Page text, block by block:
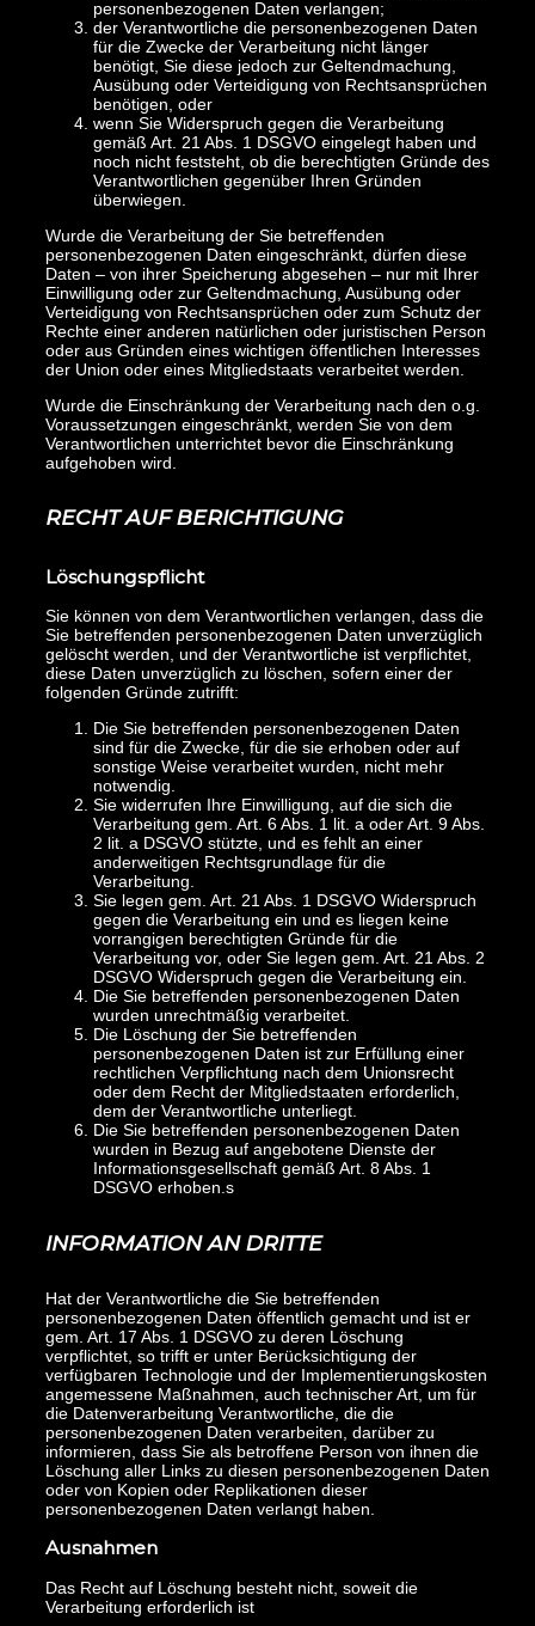
personenbezogenen Daten verlangen;
der Verantwortliche die personenbezogenen Daten
für die Zwecke der Verarbeitung nicht länger
benötigt, Sie diese jedoch zur Geltendmachung,
Ausübung oder Verteidigung von Rechtsansprüchen
benötigen, oder
wenn Sie Widerspruch gegen die Verarbeitung
gemäß Art. 21 Abs. 1 DSGVO eingelegt haben und
noch nicht feststeht, ob die berechtigten Gründe des
Verantwortlichen gegenüber Ihren Gründen
überwiegen.
Wurde die Verarbeitung der Sie betreffenden
personenbezogenen Daten eingeschränkt, dürfen diese
Daten – von ihrer Speicherung abgesehen – nur mit Ihrer
Einwilligung oder zur Geltendmachung, Ausübung oder
Verteidigung von Rechtsansprüchen oder zum Schutz der
Rechte einer anderen natürlichen oder juristischen Person
oder aus Gründen eines wichtigen öffentlichen Interesses
der Union oder eines Mitgliedstaats verarbeitet werden.
Wurde die Einschränkung der Verarbeitung nach den o.g.
Voraussetzungen eingeschränkt, werden Sie von dem
Verantwortlichen unterrichtet bevor die Einschränkung
aufgehoben wird.
RECHT AUF BERICHTIGUNG
Löschungspflicht
Sie können von dem Verantwortlichen verlangen, dass die
Sie betreffenden personenbezogenen Daten unverzüglich
gelöscht werden, und der Verantwortliche ist verpflichtet,
diese Daten unverzüglich zu löschen, sofern einer der
folgenden Gründe zutrifft:
Die Sie betreffenden personenbezogenen Daten
sind für die Zwecke, für die sie erhoben oder auf
sonstige Weise verarbeitet wurden, nicht mehr
notwendig.
Sie widerrufen Ihre Einwilligung, auf die sich die
Verarbeitung gem. Art. 6 Abs. 1 lit. a oder Art. 9 Abs.
2 lit. a DSGVO stützte, und es fehlt an einer
anderweitigen Rechtsgrundlage für die
Verarbeitung.
Sie legen gem. Art. 21 Abs. 1 DSGVO Widerspruch
gegen die Verarbeitung ein und es liegen keine
vorrangigen berechtigten Gründe für die
Verarbeitung vor, oder Sie legen gem. Art. 21 Abs. 2
DSGVO Widerspruch gegen die Verarbeitung ein.
Die Sie betreffenden personenbezogenen Daten
wurden unrechtmäßig verarbeitet.
Die Löschung der Sie betreffenden
personenbezogenen Daten ist zur Erfüllung einer
rechtlichen Verpflichtung nach dem Unionsrecht
oder dem Recht der Mitgliedstaaten erforderlich,
dem der Verantwortliche unterliegt.
Die Sie betreffenden personenbezogenen Daten
wurden in Bezug auf angebotene Dienste der
Informationsgesellschaft gemäß Art. 8 Abs. 1
DSGVO erhoben.s
INFORMATION AN DRITTE
Hat der Verantwortliche die Sie betreffenden
personenbezogenen Daten öffentlich gemacht und ist er
gem. Art. 17 Abs. 1 DSGVO zu deren Löschung
verpflichtet, so trifft er unter Berücksichtigung der
verfügbaren Technologie und der Implementierungskosten
angemessene Maßnahmen, auch technischer Art, um für
die Datenverarbeitung Verantwortliche, die die
personenbezogenen Daten verarbeiten, darüber zu
informieren, dass Sie als betroffene Person von ihnen die
Löschung aller Links zu diesen personenbezogenen Daten
oder von Kopien oder Replikationen dieser
personenbezogenen Daten verlangt haben.
Ausnahmen
Das Recht auf Löschung besteht nicht, soweit die
Verarbeitung erforderlich ist